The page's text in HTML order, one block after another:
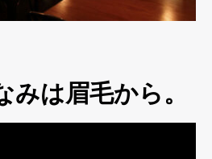
は眉毛から。